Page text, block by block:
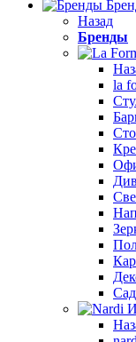
Назад
Бренды
la